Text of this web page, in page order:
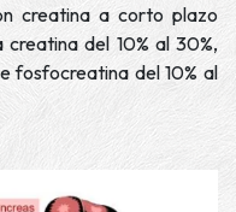
creatina a corto plazo
del 10% al 30%,
fosfocreatina del 10% al